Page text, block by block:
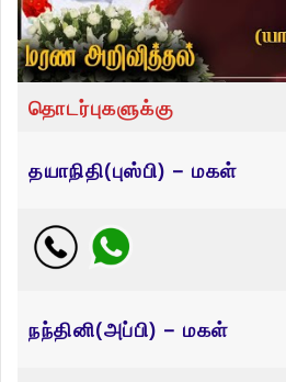
தொடர்புகளுக்கு
தயாநிதி(புஸ்பி) – மகள்
நந்தினி(அப்பி) – மகள்